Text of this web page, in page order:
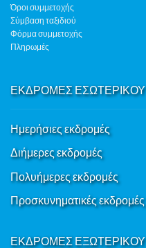
Όροι συμμετοχής
Σύμβαση ταξιδιού
Φόρμα συμμετοχής
Πληρωμές
ΕΚΔΡΟΜΕΣ ΕΣΩΤΕΡΙΚΟΥ
Ημερήσιες εκδρομές
Διήμερες εκδρομές
Πολυήμερες εκδρομές
Προσκυνηματικές εκδρομές
ΕΚΔΡΟΜΕΣ ΕΞΩΤΕΡΙΚΟΥ